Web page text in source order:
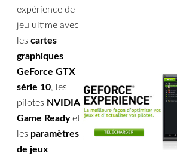
expérience de
jeu ultime avec
lescartes
graphiques
GeForce GTX
série 10, les
pilotes NVIDIA
Game Readyet
les paramètres
de jeux